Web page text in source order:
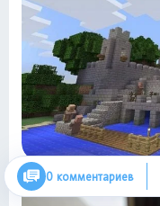
0 комментариев